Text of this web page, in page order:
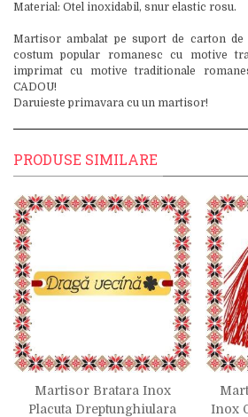
Material: Otel inoxidabil, snur elastic rosu.
Martisor ambalat pe suport de carton
costum popular romanesc cu motive
imprimat cu motive traditionale
CADOU!
Daruieste primavara cu un martisor!
PRODUSE SIMILARE
Martisor Bratara Inox
Placuta Dreptunghiulara
Inox